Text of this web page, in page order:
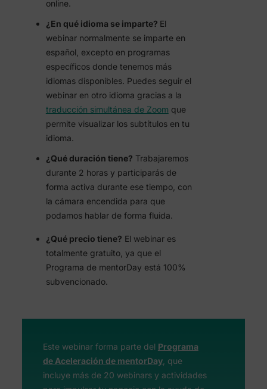
online.
¿En qué idioma se imparte? El
webinar normalmente se imparte en
español, excepto en programas
específicos donde tenemos más
idiomas disponibles. Puedes seguir el
webinar en otro idioma gracias a la
traducción simultánea de Zoom que
permite visualizar los subtítulos en tu
idioma.
¿Qué duración tiene? Trabajaremos
durante 2 horas y participarás de
forma activa durante ese tiempo, con
la cámara encendida para que
podamos hablar de forma fluida.
¿Qué precio tiene? El webinar es
totalmente gratuito, ya que el
Programa de mentorDay está 100%
subvencionado.
Este webinar forma parte del Programa
de Aceleración de mentorDay, que
incluye más de 20 webinars y actividades